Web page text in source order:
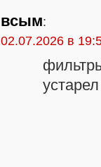
всым:
02.07.2026 в
устарел